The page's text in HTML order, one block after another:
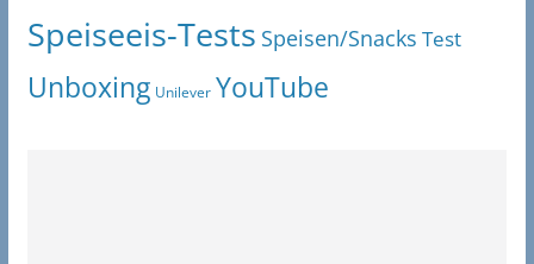
Speiseeis-Tests Speisen/Snacks Test
Unboxing Unilever YouTube